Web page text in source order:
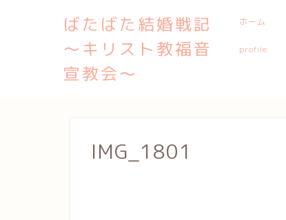
ばたばた結婚戦記
〜キリスト教福音
宣教会〜
ホーム
profile
IMG_1801